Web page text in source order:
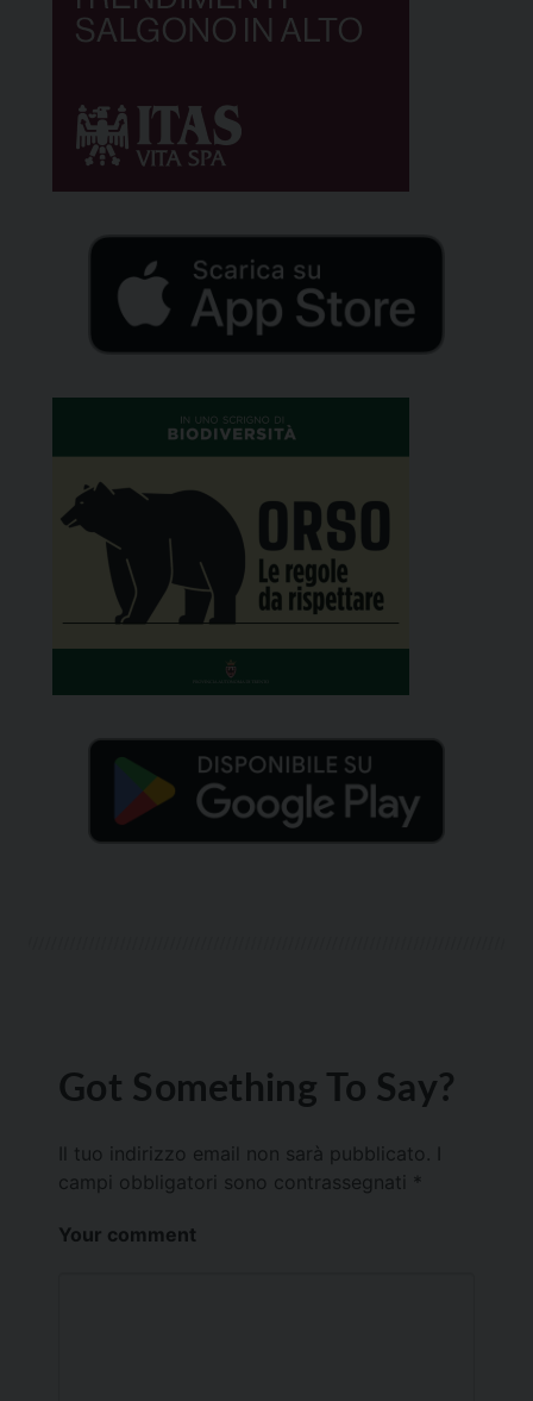
Got Something To Say?
Il tuo indirizzo email non sarà pubblicato.
campi obbligatori sono contrassegnati *
Your comment